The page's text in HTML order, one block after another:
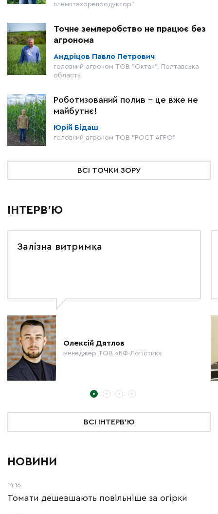
племптахорепродуктор"
Точне землеробство не працює без
агронома
Андріцов Павло Петрович
головний агроном ТОВ "Октан", Полтавська
область
Роботизований полив – це вже не
майбутнє!
Юрій Бідаш
головний агроном ТОВ "РОСТ АГРО"
ВСІ ТОЧКИ ЗОРУ
ІНТЕРВ'Ю
Залізна витримка
Олексій Дятлов
менеджер ТОВ «БФ-Логістик»
ВСІ ІНТЕРВ'Ю
НОВИНИ
14:16
Томати дешевшають повільніше за огірки